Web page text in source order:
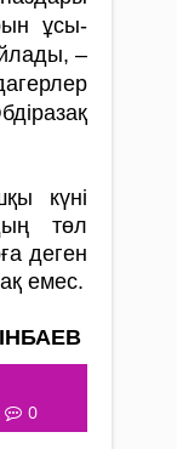
ұсы­
–
күні
төл
деген
емес.
0